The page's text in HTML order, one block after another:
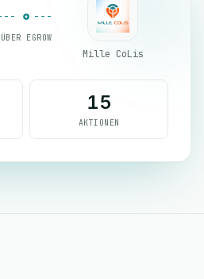
ÜBER EGROW
Mille CoLis
15
AKTIONEN